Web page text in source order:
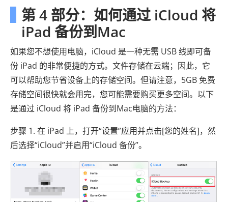
第 4 部分：如何通过 iCloud 将
iPad 备份到Mac
如果您不想使用电脑，iCloud 是一种无需 USB 线即可备
份 iPad 的非常便捷的方式。文件存储在云端；因此，它
可以帮助您节省设备上的存储空间。但请注意，5GB 免费
存储空间很快就会用完，您可能需要购买更多空间。以下
是通过 iCloud 将 iPad 备份到Mac电脑的方法：
步骤 1. 在 iPad 上，打开“设置”应用并点击[您的姓名]，然
后选择“iCloud”并启用“iCloud 备份”。